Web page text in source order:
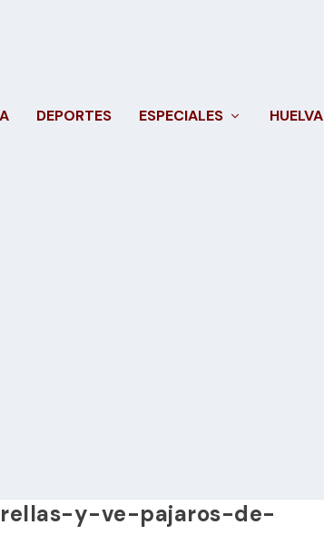
DEPORTES ESPECIALES HUELVA
y-ve-pajaros-de-